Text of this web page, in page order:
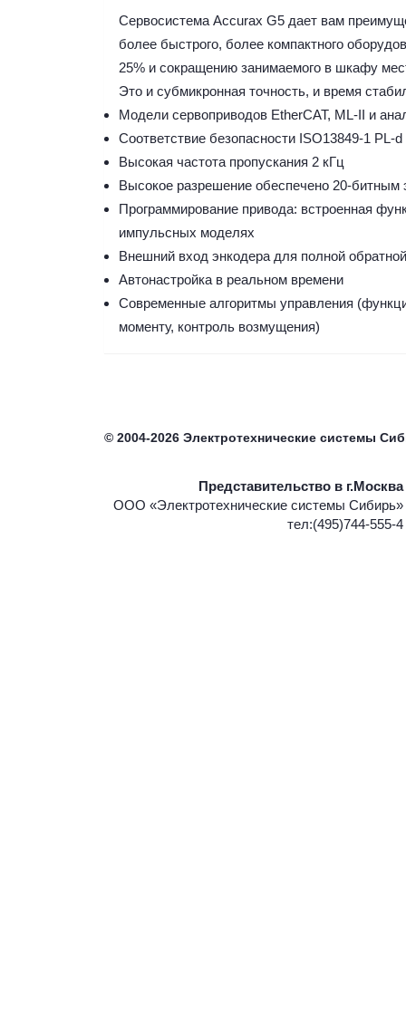
Сервосистема Accurax G5 дает вам
более быстрого, более компактного
25% и сокращению занимаемого в шкафу
Это и субмикронная точность, и время
Модели сервоприводов EtherCAT, ML-II и
Соответствие безопасности ISO13849-1 PL-d
Высокая частота пропускания 2 кГц
Высокое разрешение обеспечено 20-битным
Программирование привода: встроенная
импульсных моделях
Внешний вход энкодера для полной
Автонастройка в реальном времени
Современные алгоритмы управления
моменту, контроль возмущения)
© 2004-2026 Электротехнические системы
Представительство в г.Москва
ООО «Электротехнические системы Сибирь»
тел:(495)744-555-4